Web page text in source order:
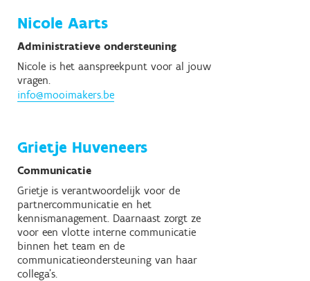
Nicole Aarts
Administratieve ondersteuning
Nicole is het aanspreekpunt voor al jouw
vragen.
info@mooimakers.be
Grietje Huveneers
Communicatie
Grietje is verantwoordelijk voor de
partnercommunicatie en het
kennismanagement. Daarnaast zorgt ze
voor een vlotte interne communicatie
binnen het team en de
communicatieondersteuning van haar
collega's.